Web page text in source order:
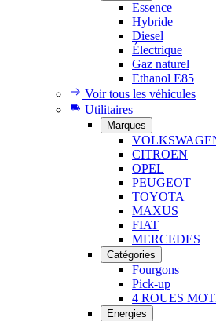
Essence
Hybride
Diesel
Électrique
Gaz naturel
Ethanol E85
Voir tous les véhicules
Utilitaires
Marques
CITROEN
OPEL
PEUGEOT
TOYOTA
MAXUS
FIAT
MERCEDES
Catégories
Fourgons
Pick-up
4 ROUES
Energies